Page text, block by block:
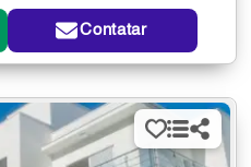
Contatar